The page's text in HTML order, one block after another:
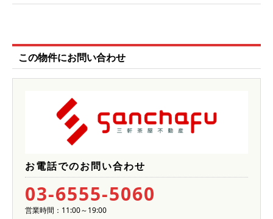
この物件にお問い合わせ
お電話でのお問い合わせ
03-6555-5060
営業時間：11:00～19:00